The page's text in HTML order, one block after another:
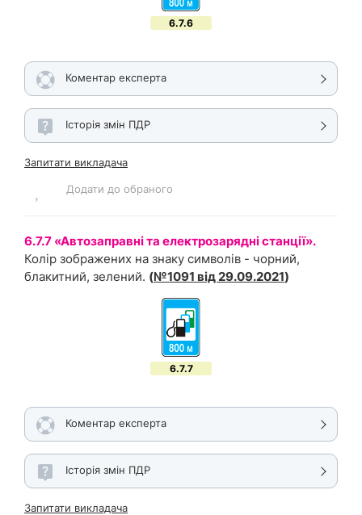
6.7.6
Коментар експерта
Історія змін ПДР
Запитати викладача
Додати до обраного
6.7.7 «Автозаправні та електрозарядні станції».
Колір зображених на знаку символів - чорний,
блакитний, зелений. (№1091 від 29.09.2021)
6.7.7
Коментар експерта
Історія змін ПДР
Запитати викладача